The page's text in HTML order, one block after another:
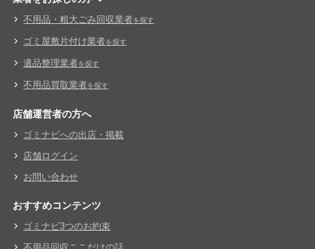
不用品・粗大ごみ回収業者を探す
ゴミ屋敷片付け業者を探す
遺品整理業者を探す
不用品買取業者を探す
店舗運営者の方へ
ゴミナビへの出店・掲載
店舗ログイン
お問い合わせ
おすすめコンテンツ
ゴミナビ3つのお約束